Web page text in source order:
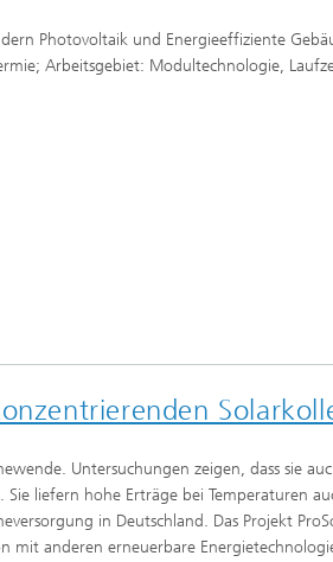
Photovoltaik und Energieeffiziente
Arbeitsgebiet: Modultechnologie,
Untersuchungen zeigen, dass sie
liefern hohe Erträge bei Temperaturen
in Deutschland. Das Projekt
mit anderen erneuerbare